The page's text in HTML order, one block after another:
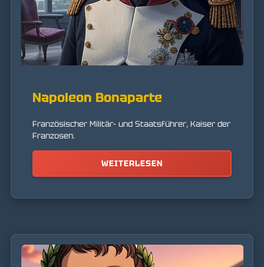
Napoleon Bonaparte
Französischer Militär- und Staatsführer, Kaiser der
Franzosen.
WEITERLESEN